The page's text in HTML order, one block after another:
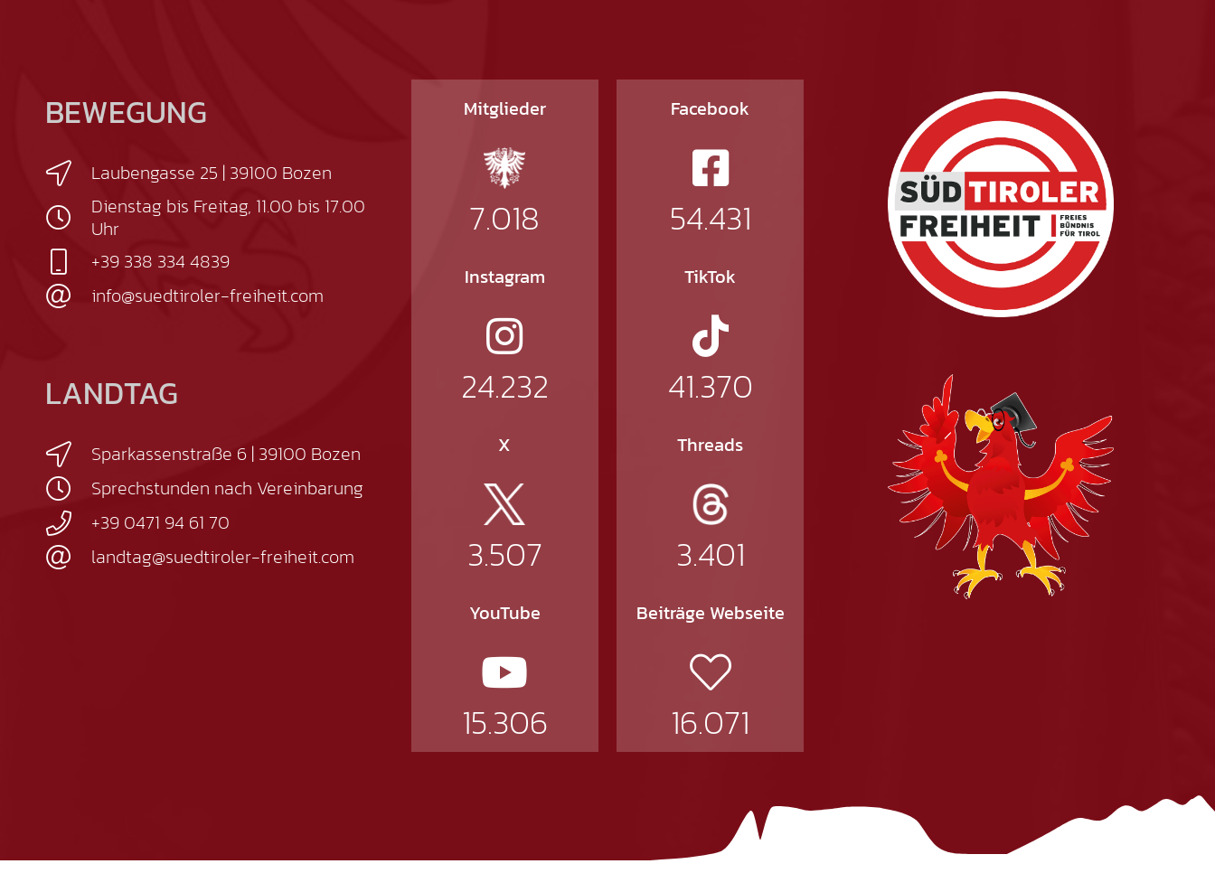
BEWEGUNG
Laubengasse 25 | 39100 Bozen
Dienstag bis Freitag, 11.00 bis 17.00
Uhr
+39 338 334 4839
info@suedtiroler-freiheit.com
LANDTAG
Sparkassenstraße 6 | 39100 Bozen
Sprechstunden nach Vereinbarung
+39 0471 94 61 70
landtag@suedtiroler-freiheit.com
Mitglieder
7.018
Facebook
54.431
Instagram
24.232
TikTok
41.370
X
3.507
Threads
3.401
YouTube
15.306
Beiträge Webseite
16.071